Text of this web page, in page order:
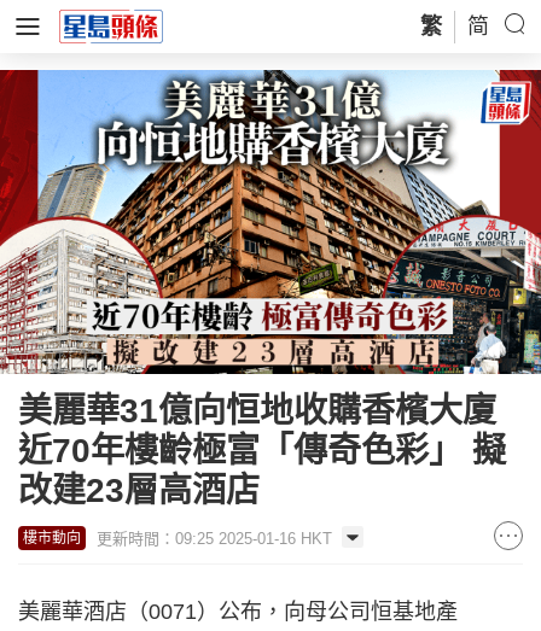
繁 简
美麗華31億向恒地收購香檳大廈
近70年樓齡極富「傳奇色彩」 擬
改建23層高酒店
樓市動向 更新時間：09:25 2025-01-16 HKT
美麗華酒店（0071）公布，向母公司恒基地產